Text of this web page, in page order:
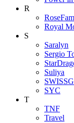
R
Royal
S
Saralyn
Sergio
Suliya
SYC
T
TNF
Travel